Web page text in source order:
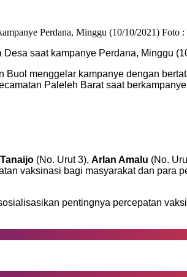
saat kampanye Perdana, Minggu
menggelar kampanye dengan
Paleleh Barat saat
(No. Urut 3), Arlan Amalu (No.
vaksinasi bagi masyarakat dan para
pentingnya percepatan